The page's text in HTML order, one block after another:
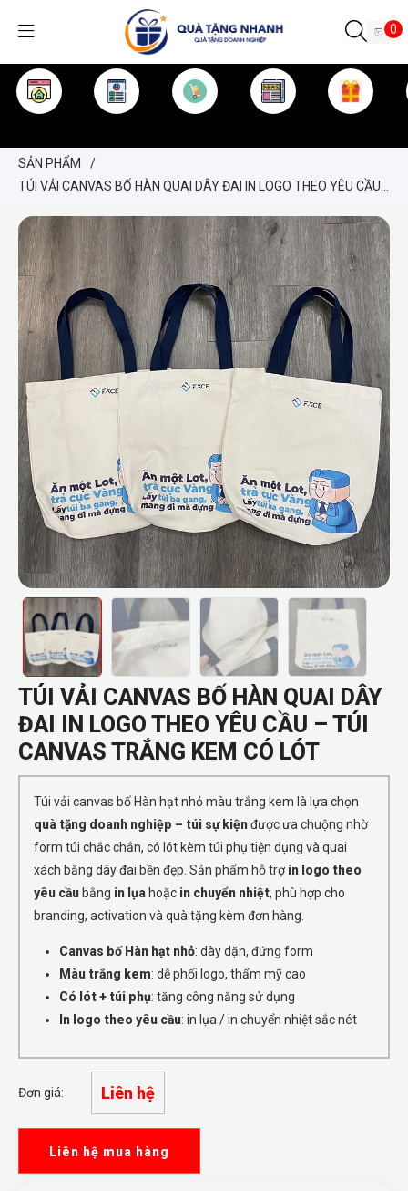
0
SẢN PHẨM
/
TÚI VẢI CANVAS BỐ HÀN QUAI DÂY ĐAI IN LOGO THEO YÊU CẦU
TÚI VẢI CANVAS BỐ HÀN QUAI DÂY
ĐAI IN LOGO THEO YÊU CẦU – TÚI
CANVAS TRẮNG KEM CÓ LÓT
Túi vải canvas bố Hàn hạt nhỏ màu trắng kem là lựa chọn
quà tặng doanh nghiệp – túi sự kiệnđược ưa chuộng nhờ
form túi chắc chắn, có lót kèm túi phụ tiện dụng và quai
xách bằng dây đai bền đẹp. Sản phẩm hỗ trợin logo theo
yêu cầubằng in lụahoặc in chuyển nhiệt, phù hợp cho
branding, activation và quà tặng kèm đơn hàng.
Canvas bố Hàn hạt nhỏ: dày dặn, đứng form
Màu trắng kem: dễ phối logo, thẩm mỹ cao
Có lót + túi phụ: tăng công năng sử dụng
In logo theo yêu cầu: in lụa / in chuyển nhiệt sắc nét
Đơn giá: Liên hệ
Liên hệ mua hàng